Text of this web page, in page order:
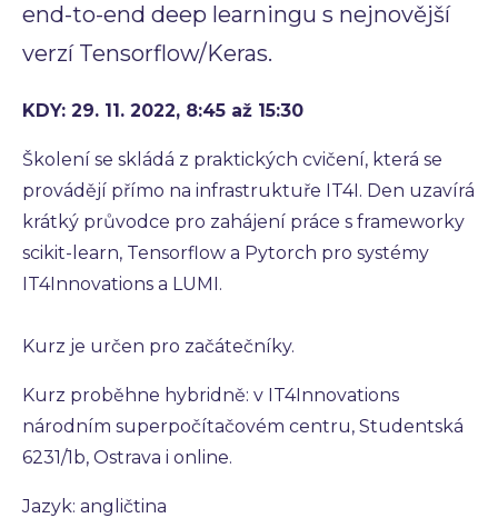
end-to-end deep learningu s nejnovější
verzí Tensorflow/Keras.
KDY: 29. 11. 2022, 8:45 až 15:30
Školení se skládá z praktických cvičení, která se
provádějí přímo na infrastruktuře IT4I. Den uzavírá
krátký průvodce pro zahájení práce s frameworky
scikit-learn, Tensorflow a Pytorch pro systémy
IT4Innovations a LUMI.
Kurz je určen pro začátečníky.
Kurz proběhne hybridně: v IT4Innovations
národním superpočítačovém centru, Studentská
6231/1b, Ostrava i online.
Jazyk: angličtina